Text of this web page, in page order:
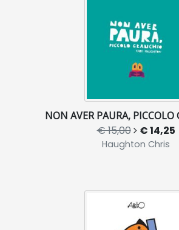
NON AVER PAURA, PICCOLO
€ 15,00 € 14,25
Haughton Chris